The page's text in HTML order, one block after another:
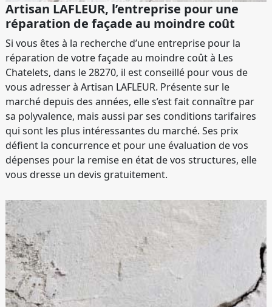
Artisan LAFLEUR, l’entreprise pour une
réparation de façade au moindre coût
Si vous êtes à la recherche d’une entreprise pour la
réparation de votre façade au moindre coût à Les
Chatelets, dans le 28270, il est conseillé pour vous de
vous adresser à Artisan LAFLEUR. Présente sur le
marché depuis des années, elle s’est fait connaître par
sa polyvalence, mais aussi par ses conditions tarifaires
qui sont les plus intéressantes du marché. Ses prix
défient la concurrence et pour une évaluation de vos
dépenses pour la remise en état de vos structures, elle
vous dresse un devis gratuitement.